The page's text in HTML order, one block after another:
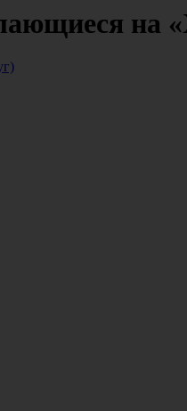
на